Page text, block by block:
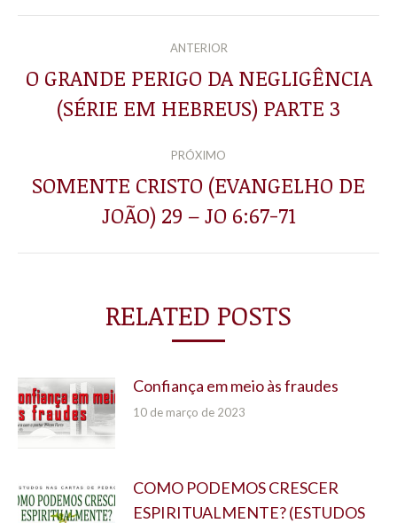
NAVEGAÇÃO
DE
POST:
ANTERIOR
Post
anterior:
O GRANDE PERIGO DA NEGLIGÊNCIA
(SÉRIE EM HEBREUS) PARTE 3
PRÓXIMO
Próximo
post:
SOMENTE CRISTO (EVANGELHO DE
JOÃO) 29 – JO 6:67-71
RELATED POSTS
Confiança em meio às fraudes
10 de março de 2023
COMO PODEMOS CRESCER
ESPIRITUALMENTE? (ESTUDOS